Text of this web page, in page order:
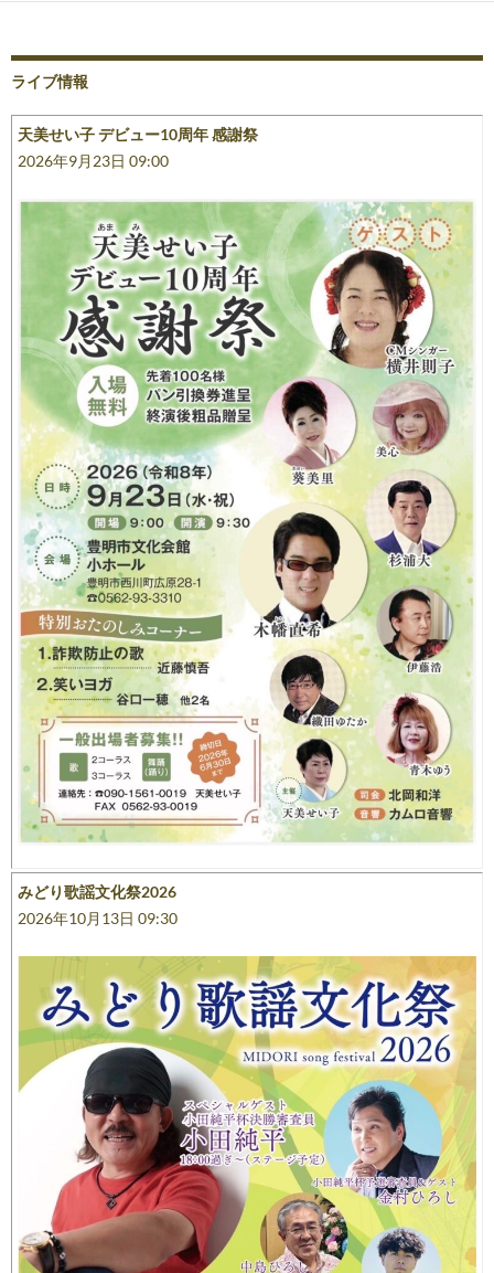
ライブ情報
天美せい子 デビュー10周年 感謝祭
2026年9月23日 09:00
みどり歌謡文化祭2026
2026年10月13日 09:30